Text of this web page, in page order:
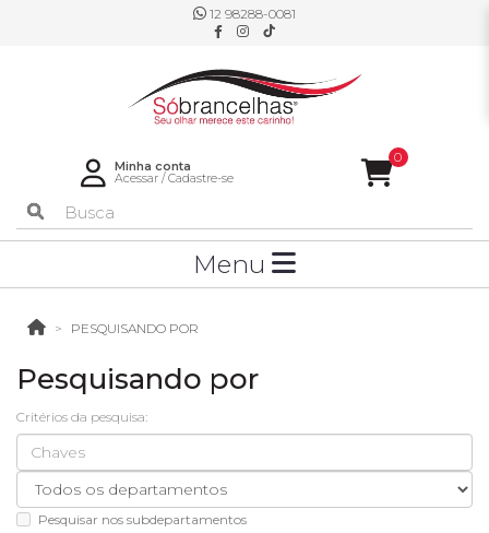
12 98288-0081
Minha conta
Acessar/Cadastre-se
0
Menu
PESQUISANDO POR
Pesquisando por
Critérios da pesquisa:
Pesquisar nos subdepartamentos